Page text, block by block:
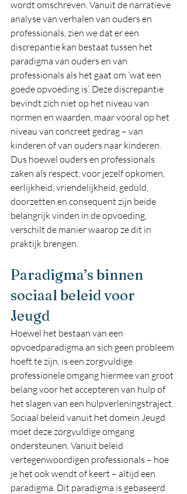
wordt omschreven. Vanuit de narratieve
analyse van verhalen van ouders en
professionals, zien we dat er een
discrepantie kan bestaat tussen het
paradigma van ouders en van
professionals als het gaat om ‘wat een
goede opvoeding is’. Deze discrepantie
bevindt zich niet op het niveau van
normen en waarden, maar vooral op het
niveau van concreet gedrag – van
kinderen of van ouders naar kinderen.
Dus hoewel ouders en professionals
zaken als respect, voor jezelf opkomen,
eerlijkheid, vriendelijkheid, geduld,
doorzetten en consequent zijn beide
belangrijk vinden in de opvoeding,
verschilt de manier waarop ze dit in
praktijk brengen.
Paradigma’s binnen
sociaal beleid voor
Jeugd
Hoewel het bestaan van een
opvoedparadigma an sich geen probleem
hoeft te zijn, is een zorgvuldige
professionele omgang hiermee van groot
belang voor het accepteren van hulp of
het slagen van een hulpverleningstraject.
Sociaal beleid vanuit het domein Jeugd
moet deze zorgvuldige omgang
ondersteunen. Vanuit beleid
vertegenwoordigen professionals – hoe
je het ook wendt of keert – altijd een
paradigma. Dit paradigma is gebaseerd